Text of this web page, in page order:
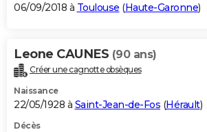
06/09/2018 à Toulouse (Haute-Garonne)
Leone CAUNES (90 ans)
Créer une cagnotte obsèques
Naissance
22/05/1928 à Saint-Jean-de-Fos (Hérault)
Décès